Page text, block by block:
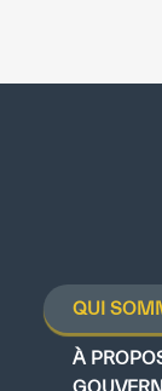
QUI
À